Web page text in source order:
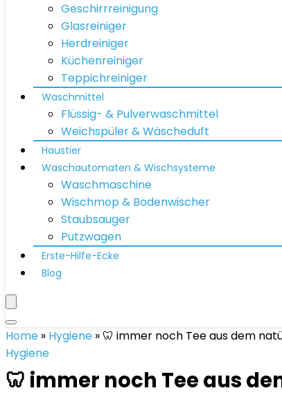
Geschirrreinigung
Glasreiniger
Herdreiniger
Küchenreiniger
Teppichreiniger
Waschmittel
Flüssig- & Pulverwaschmittel
Weichspüler & Wäscheduft
Haustier
Waschautomaten & Wischsysteme
Waschmaschine
Wischmop & Bodenwischer
Staubsauger
Putzwagen
Erste-Hilfe-Ecke
Blog
Home » Hygiene » 🦷 immer noch Tee aus dem
Hygiene
🦷 immer noch Tee aus